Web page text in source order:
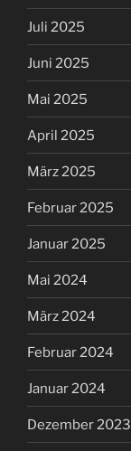
Juli 2025
Juni 2025
Mai 2025
April 2025
März 2025
Februar 2025
Januar 2025
Mai 2024
März 2024
Februar 2024
Januar 2024
Dezember 2023